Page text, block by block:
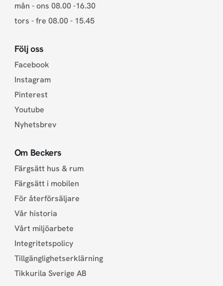
mån - ons 08.00 -16.30
tors - fre 08.00 - 15.45
Följ oss
Facebook
Instagram
Pinterest
Youtube
Nyhetsbrev
Om Beckers
Färgsätt hus & rum
Färgsätt i mobilen
För återförsäljare
Vår historia
Vårt miljöarbete
Integritetspolicy
Tillgänglighetserklärning
Tikkurila Sverige AB